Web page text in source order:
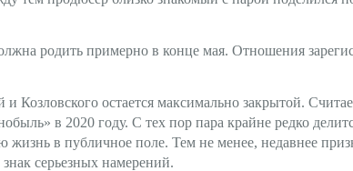
родить примерно в конце мая. Отношения
остается максимально закрытой.
в 2020 году. С тех пор пара крайне редко
жизнь в публичное поле. Тем не менее, недавнее
серьезных намерений.